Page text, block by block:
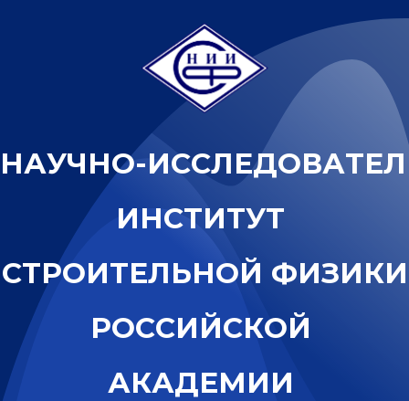
НАУЧНО-ИССЛЕДОВАТЕЛ
ИНСТИТУТ
СТРОИТЕЛЬНОЙ ФИЗИКИ
РОССИЙСКОЙ
АКАДЕМИИ